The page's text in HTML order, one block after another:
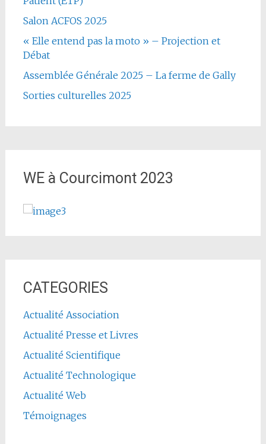
Salon ACFOS 2025
« Elle entend pas la moto » – Projection et
Débat
Assemblée Générale 2025 – La ferme de Gally
Sorties culturelles 2025
WE à Courcimont 2023
CATEGORIES
Actualité Association
Actualité Presse et Livres
Actualité Scientifique
Actualité Technologique
Actualité Web
Témoignages